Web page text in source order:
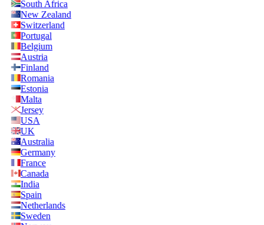
South Africa
New Zealand
Switzerland
Portugal
Belgium
Austria
Finland
Romania
Estonia
Malta
Jersey
USA
UK
Australia
Germany
France
Canada
India
Spain
Netherlands
Sweden